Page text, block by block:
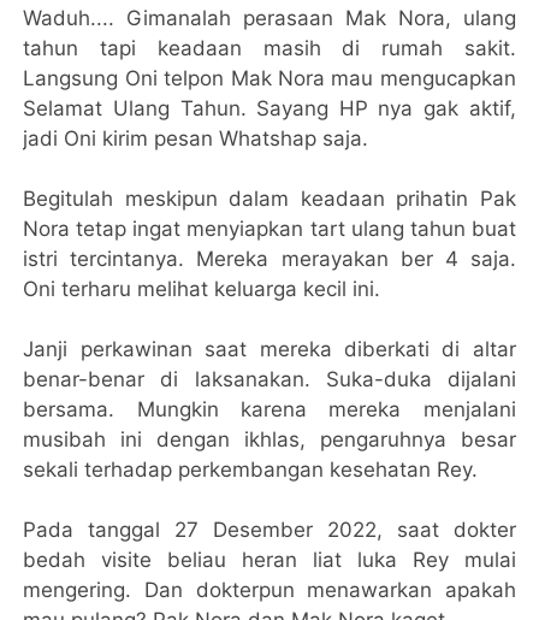
Waduh.... Gimanalah perasaan Mak Nora, ulang
tahun tapi keadaan masih di rumah sakit.
Langsung Oni telpon Mak Nora mau mengucapkan
Selamat Ulang Tahun. Sayang HP nya gak aktif,
jadi Oni kirim pesan Whatshap saja.
Begitulah meskipun dalam keadaan prihatin Pak
Nora tetap ingat menyiapkan tart ulang tahun buat
istri tercintanya. Mereka merayakan ber 4 saja.
Oni terharu melihat keluarga kecil ini.
Janji perkawinan saat mereka diberkati di altar
benar-benar di laksanakan. Suka-duka dijalani
bersama. Mungkin karena mereka menjalani
musibah ini dengan ikhlas, pengaruhnya besar
sekali terhadap perkembangan kesehatan Rey.
Pada tanggal 27 Desember 2022, saat dokter
bedah visite beliau heran liat luka Rey mulai
mengering. Dan dokterpun menawarkan apakah